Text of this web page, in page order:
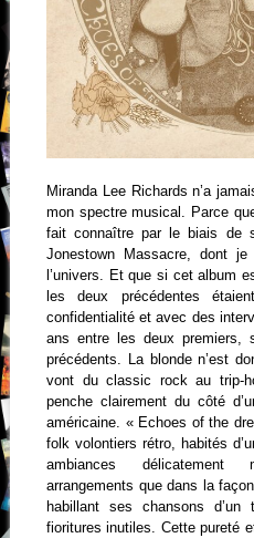
Miranda Lee Richards n’a
mon spectre musical. Parce
fait connaître par le biais de
Jonestown Massacre, dont
l’univers. Et que si cet album
les deux précédentes
confidentialité et avec des
ans entre les deux premiers,
précédents. La blonde n’est
vont du classic rock au trip-
penche clairement du côté
américaine. « Echoes of the
folk volontiers rétro, habités
ambiances délicatement
arrangements que dans la
habillant ses chansons
fioritures inutiles. Cette pureté